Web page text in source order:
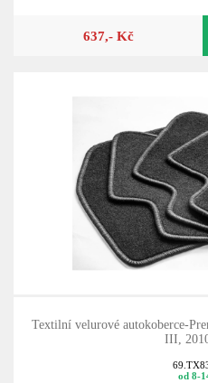
637,- Kč
Textilní velurové autokoberce-
III,
od 8-